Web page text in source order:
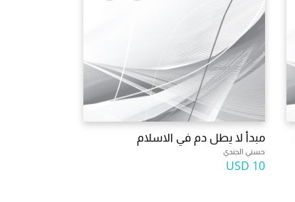
مبدأ لا يطل دم في الاسلام
حسني الجندي
10 USD